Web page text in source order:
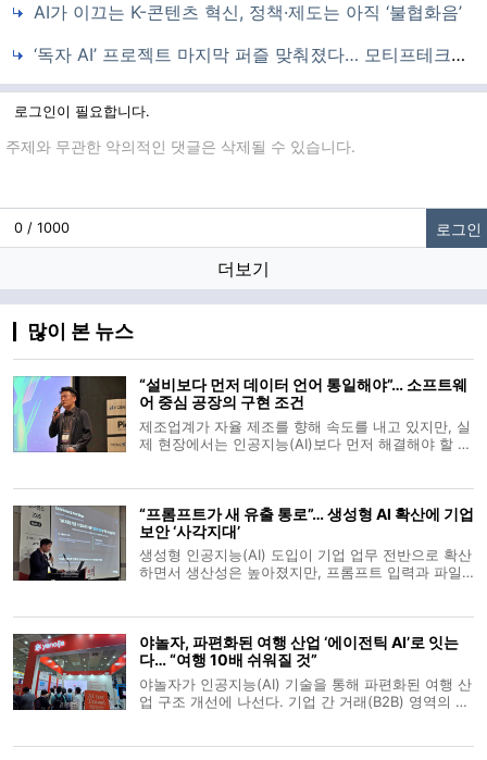
AI가 이끄는 K-콘텐츠 혁신, 정책·제도는 아직 ‘불협화음’
‘독자 AI’ 프로젝트 마지막 퍼즐 맞춰졌다… 모티프테크놀로지스 합류, 4파전 ‘진검승부’
로그인이 필요합니다.
글입력
0 / 1000 로그인
더보기
많이 본 뉴스
“설비보다 먼저 데이터 언어 통일해야”… 소프트웨
어 중심 공장의 구현 조건
제조업계가 자율 제조를 향해 속도를 내고 있지만, 실
제 현장에서는 인공지능(AI)보다 먼저 해결해야 할 과
LS일렉트릭은 16일 서울
“프롬프트가 새 유출 통로”… 생성형 AI 확산에 기업
보안 ‘사각지대’
생성형 인공지능(AI) 도입이 기업 업무 전반으로 확산
하면서 생산성은 높아졌지만, 프롬프트 입력과 파일·
있는 만큼, 정책과 기
야놀자, 파편화된 여행 산업 ‘에이전틱 AI’로 잇는
다… “여행 10배 쉬워질 것”
야놀자가 인공지능(AI) 기술을 통해 파편화된 여행 산
업 구조 개선에 나선다. 기업 간 거래(B2B) 영역의 호